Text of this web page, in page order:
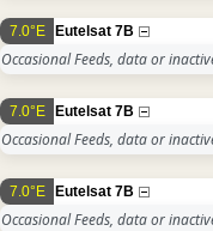
7.0°E Eutelsat 7B
Occasional Feeds, data or
7.0°E Eutelsat 7B
Occasional Feeds, data or
7.0°E Eutelsat 7B
Occasional Feeds, data or